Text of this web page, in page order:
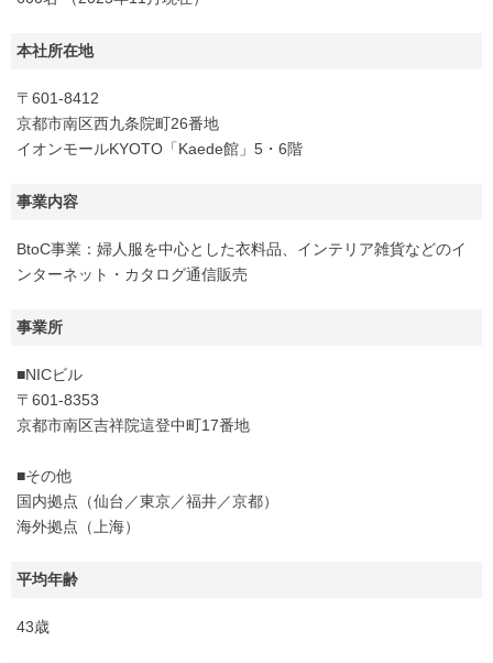
本社所在地
〒601-8412
京都市南区西九条院町26番地
イオンモールKYOTO「Kaede館」5・6階
事業内容
BtoC事業：婦人服を中心とした衣料品、インテリア雑貨などのイ
ンターネット・カタログ通信販売
事業所
■NICビル
〒601-8353
京都市南区吉祥院這登中町17番地
■その他
国内拠点（仙台／東京／福井／京都）
海外拠点（上海）
平均年齢
43歳